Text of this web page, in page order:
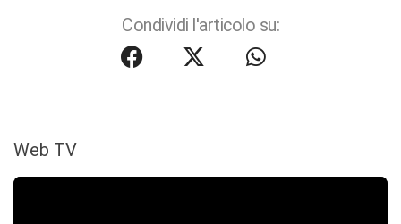
Condividi l'articolo su:
Web TV